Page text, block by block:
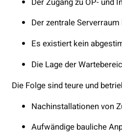
Der zentrale
Es existiert kein
Die Lage der
Die Folge sind teure und
Nachinstallationen von
Aufwändige bauliche